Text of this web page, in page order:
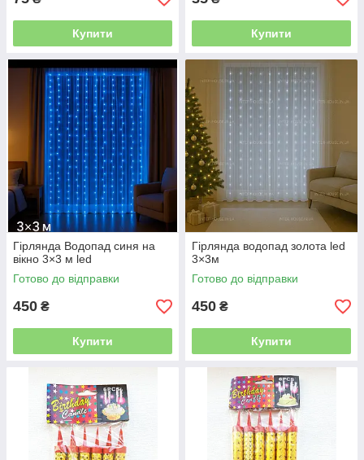
Купити Купити
Гірлянда Водопад синя на
вікно 3×3 м led
Готово до відправки
450 ₴
Купити
Гірлянда водопад золота led
3×3м
Готово до відправки
450 ₴
Купити